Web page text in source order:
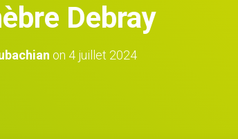
Debray
on 4 juillet 2024